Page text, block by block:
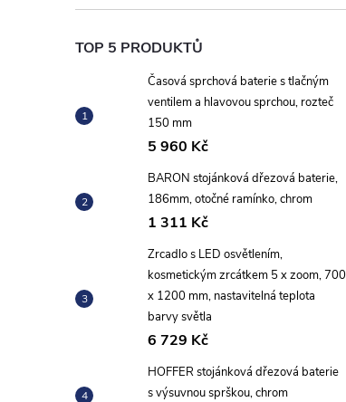
TOP 5 PRODUKTŮ
Časová sprchová baterie s tlačným
ventilem a hlavovou sprchou, rozteč
150 mm
5 960 Kč
BARON stojánková dřezová baterie,
186mm, otočné ramínko, chrom
1 311 Kč
Zrcadlo s LED osvětlením,
kosmetickým zrcátkem 5 x zoom, 700
x 1200 mm, nastavitelná teplota
barvy světla
6 729 Kč
HOFFER stojánková dřezová baterie
s výsuvnou sprškou, chrom